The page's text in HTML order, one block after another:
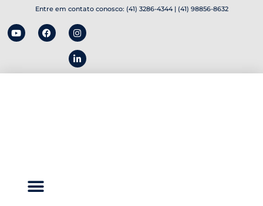
Entre em contato conosco: (41) 3286-4344 | (41) 98856-8632